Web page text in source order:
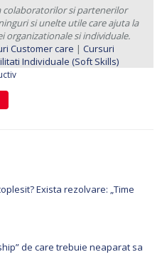
colaboratorilor si partenerilor
si unelte utile care ajuta la
si individuale.
Customer care | Cursuri
Individuale (Soft Skills)
Exista rezolvare: „Time
de care trebuie neaparat sa